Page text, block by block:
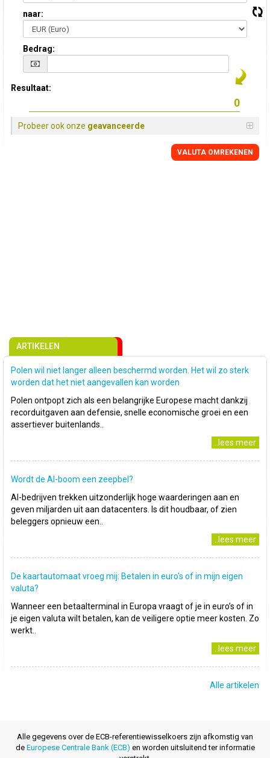
naar:
Bedrag:
Resultaat:
Probeer ook onze geavanceerde
VALUTA OMREKENEN
ARTIKELEN
Polen wil niet langer alleen beschermd worden. Het wil zo sterk
worden dat het niet aangevallen kan worden
Polen ontpopt zich als een belangrijke Europese macht dankzij
recorduitgaven aan defensie, snelle economische groei en een
assertiever buitenlands..
..lees meer
Wordt de AI-boom een zeepbel?
AI-bedrijven trekken uitzonderlijk hoge waarderingen aan en
geven miljarden uit aan datacenters. Is dit houdbaar, of zien
beleggers opnieuw een..
..lees meer
De kaartautomaat vroeg mij: Betalen in euro's of in mijn eigen
valuta?
Wanneer een betaalterminal in Europa vraagt of je in euro’s of in
je eigen valuta wilt betalen, kan de veiligere optie meer kosten. Zo
werkt..
..lees meer
Alle artikelen
Alle gegevens over de ECB-referentiewisselkoers zijn afkomstig van
de Europese Centrale Bank (ECB) en worden uitsluitend ter informatie